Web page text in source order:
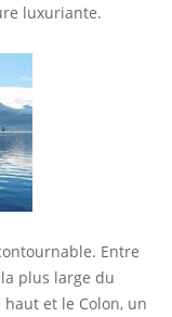
luxuriante.
Entre
plus large du
haut et le Colon, un